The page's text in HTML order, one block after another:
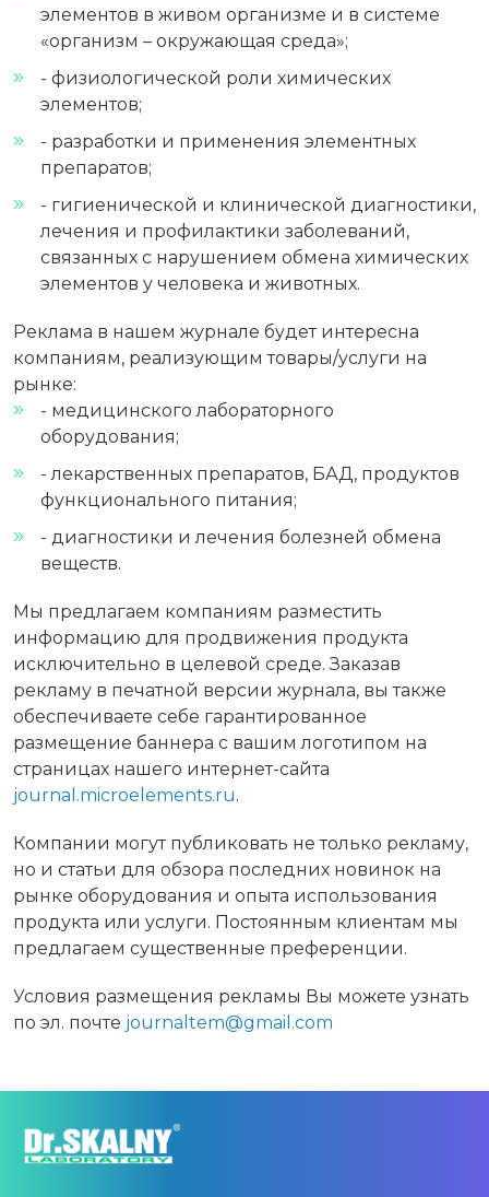
элементов в живом организме и в системе
«организм – окружающая среда»;
- физиологической роли химических
элементов;
- разработки и применения элементных
препаратов;
- гигиенической и клинической диагностики,
лечения и профилактики заболеваний,
связанных с нарушением обмена химических
элементов у человека и животных.
Реклама в нашем журнале будет интересна
компаниям, реализующим товары/услуги на
рынке:
- медицинского лабораторного
оборудования;
- лекарственных препаратов, БАД, продуктов
функционального питания;
- диагностики и лечения болезней обмена
веществ.
Мы предлагаем компаниям разместить
информацию для продвижения продукта
исключительно в целевой среде. Заказав
рекламу в печатной версии журнала, вы также
обеспечиваете себе гарантированное
размещение баннера с вашим логотипом на
страницах нашего интернет-сайта
journal.microelements.ru.
Компании могут публиковать не только рекламу,
но и статьи для обзора последних новинок на
рынке оборудования и опыта использования
продукта или услуги. Постоянным клиентам мы
предлагаем существенные преференции.
Условия размещения рекламы Вы можете узнать
по эл. почте journaltem@gmail.com